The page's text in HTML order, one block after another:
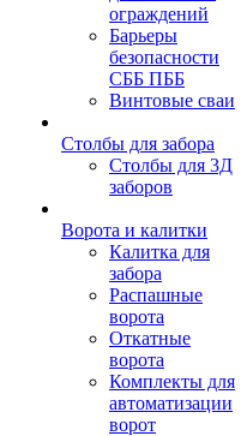
ограждений
Барьеры
безопасности
СББ ПББ
Винтовые сваи
Столбы для забора
Столбы для 3Д
заборов
Ворота и калитки
Калитка для
забора
Распашные
ворота
Откатные
ворота
Комплекты для
автоматизации
ворот